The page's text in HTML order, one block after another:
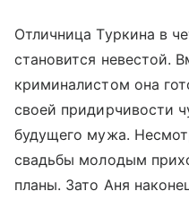
Отличница Туркина в
становится невестой.
криминалистом она
своей придирчивости
будущего мужа.
свадьбы молодым
планы. Зато Аня